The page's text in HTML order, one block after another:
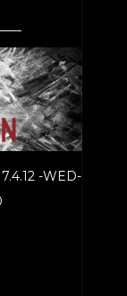
-WED-